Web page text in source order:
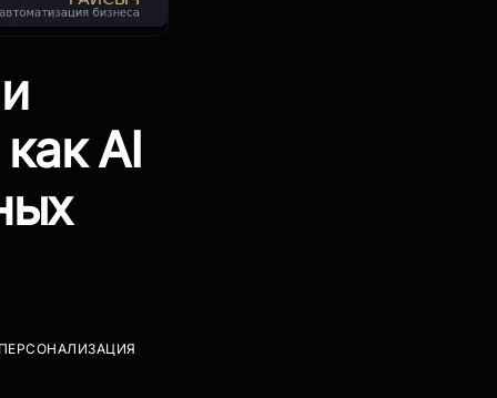
AI